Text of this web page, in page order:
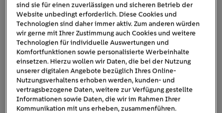
Konstanttemperaturbetrieb. Bei Missachtung
dieser Pflicht drohen Bußgelder in Höhe von bis zu
50.000 Euro. Eine Ausnahme gibt es:
Immobilienbesitzer*innen, die vor dem 1. Februar
2002 eingezogen sind bzw. die Immobilie vorher
gekauft haben, sind von dieser Pflicht befreit. Der
Austausch von Heizungen, die der gesetzlichen
Pflicht zur Erneuerung unterliegen, werden übrigens
nicht staatlich gefördert.
sind sie für einen zuverlässigen und sicheren Betrieb der
Website unbedingt erforderlich. Diese Cookies und
Technologien sind daher immer aktiv. Zum anderen würden
wir gerne mit Ihrer Zustimmung auch Cookies und weitere
Technologien für individuelle Auswertungen und
Komfortfunktionen sowie personalisierte Werbeinhalte
einsetzen. Hierzu wollen wir Daten, die bei der Nutzung
unserer digitalen Angebote bezüglich Ihres Online-
Nutzungsverhaltens erhoben werden, kunden- und
vertragsbezogene Daten, weitere zur Verfügung gestellte
Informationen sowie Daten, die wir im Rahmen Ihrer
Kommunikation mit uns erheben, zusammenführen.